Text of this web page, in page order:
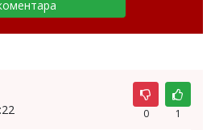
0 1